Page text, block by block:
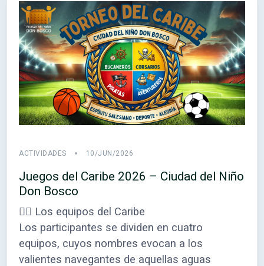
ACTIVIDADES 10/JUN/2026
Juegos del Caribe 2026 – Ciudad del Niño
Don Bosco
🏴‍☠️ Los equipos del Caribe
Los participantes se dividen en cuatro
equipos, cuyos nombres evocan a los
valientes navegantes de aquellas aguas